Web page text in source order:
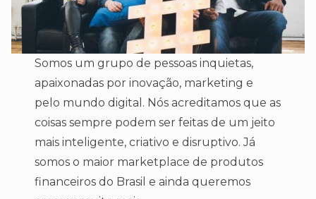
Somos um grupo de pessoas inquietas,
apaixonadas por inovação, marketing e
pelo mundo digital. Nós acreditamos que as
coisas sempre podem ser feitas de um jeito
mais inteligente, criativo e disruptivo. Já
somos o maior marketplace de produtos
financeiros do Brasil e ainda queremos